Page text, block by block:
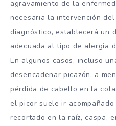
agravamiento de la
necesaria la intervención
diagnóstico, establecerá un
adecuada al tipo de alergia
En algunos casos, incluso
desencadenar picazón, a
pérdida de cabello en la
el picor suele ir
recortado en la raíz, caspa,